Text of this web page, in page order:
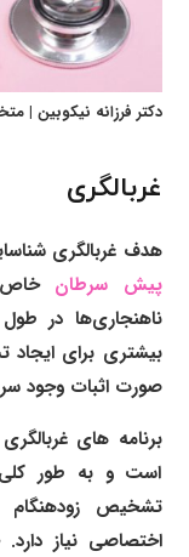
دکتر فرزانه نیکوبین |
غربالگری
هدف غربالگری
پیش سرطان خاص
ناهنجاری‌ها در
بیشتری برای
صورت اثبات وجود
برنامه های
است و به طور کلی
تشخیص زودهنگام
اختصاصی نیاز